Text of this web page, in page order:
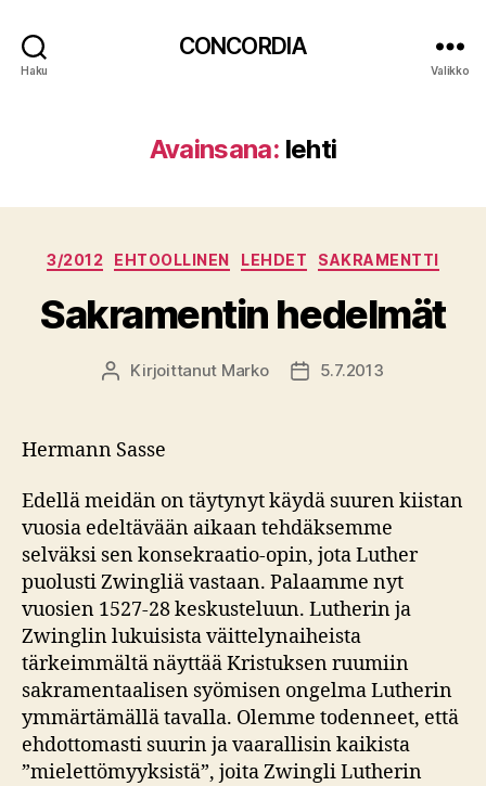
Haku
CONCORDIA
Valikko
Avainsana: lehti
Kategoriat
3/2012 EHTOOLLINEN LEHDET SAKRAMENTTI
Sakramentin hedelmät
Kirjoittaja
Kirjoittanut Marko Julkaisupäivämäärä
5.7.2013
Hermann Sasse
Edellä meidän on täytynyt käydä suuren kiistan
vuosia edeltävään aikaan tehdäksemme
selväksi sen konsekraatio-opin, jota Luther
puolusti Zwingliä vastaan. Palaamme nyt
vuosien 1527-28 keskusteluun. Lutherin ja
Zwinglin lukuisista väittelynaiheista
tärkeimmältä näyttää Kristuksen ruumiin
sakramentaalisen syömisen ongelma Lutherin
ymmärtämällä tavalla. Olemme todenneet, että
ehdottomasti suurin ja vaarallisin kaikista
”mielettömyyksistä”, joita Zwingli Lutherin